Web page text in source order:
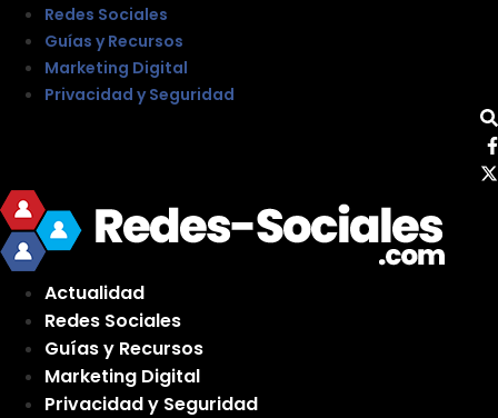
Redes Sociales
Guías y Recursos
Marketing Digital
Privacidad y Seguridad
Actualidad
Redes Sociales
Guías y Recursos
Marketing Digital
Privacidad y Seguridad